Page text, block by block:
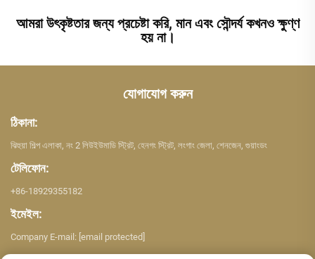
আমরা উৎকৃষ্টতার জন্য প্রচেষ্টা করি, মান এবং সৌন্দর্য কখনও ক্ষুণ্ণ
হয় না।
যোগাযোগ করুন
ঠিকানা:
ঝিহুয়া শিল্প এলাকা, নং 2 লিউইউমাডি স্ট্রিট, হেনগং স্ট্রিট, লংগাং জেলা, শেনজেন, গুয়াংডং
টেলিফোন:
+86-18929355182
ইমেইল:
Company E-mail: [email protected]